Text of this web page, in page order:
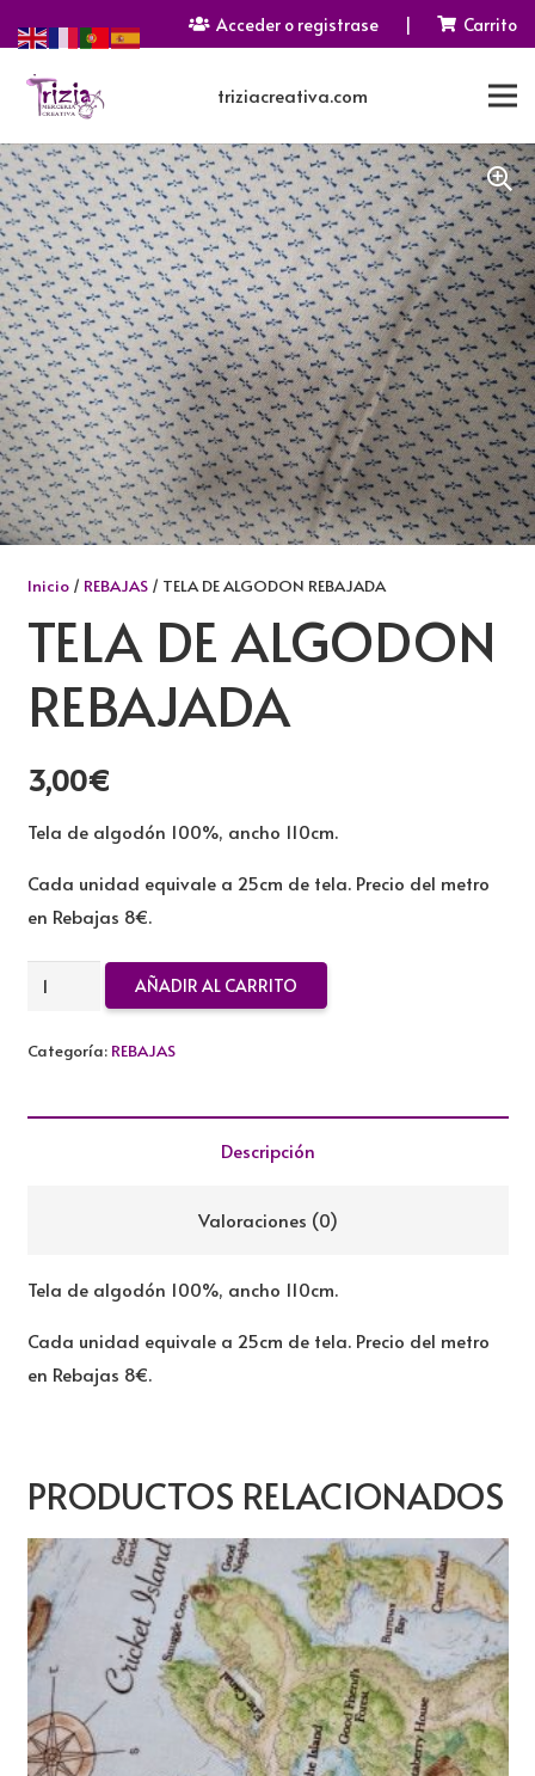
Acceder o registrase | Carrito
triziacreativa.com
Inicio/ REBAJAS/ TELA DE ALGODON REBAJADA
TELA DE ALGODON
REBAJADA
3,00€
Tela de algodón 100%, ancho 110cm.
Cada unidad equivale a 25cm de tela. Precio del metro
en Rebajas 8€.
TELA
ALGODON
AÑADIR AL CARRITO
Categoría: REBAJAS
Descripción
Valoraciones (0)
Tela de algodón 100%, ancho 110cm.
Cada unidad equivale a 25cm de tela. Precio del metro
en Rebajas 8€.
PRODUCTOS RELACIONADOS